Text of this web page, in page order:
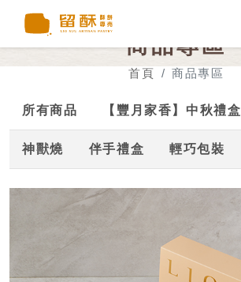
商品專區
首頁 商品專區
所有商品 【豐月家香】中秋禮盒
神獸燒 伴手禮盒 輕巧包裝